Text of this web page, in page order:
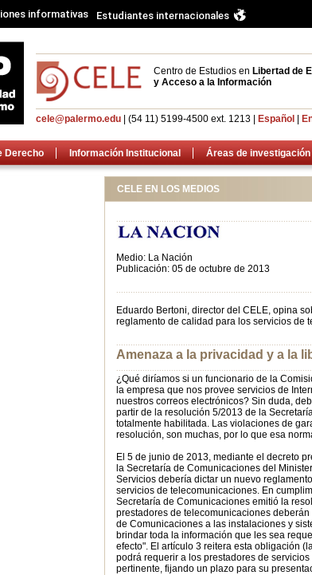
informativas Estudiantes internacionales
Centro de Estudios en Libertad de
y Acceso a la Información
cele@palermo.edu | (54 11) 5199-4500 ext. 1213 | Español
Derecho Información Institucional Áreas de investigación
CELE EN LOS MEDIOS
Medio: La Nación
Publicación: 05 de octubre de 2013
Eduardo Bertoni, director del CELE, opina
reglamento de calidad para los servicios de
Amenaza a la privacidad y a la
¿Qué diríamos si un funcionario de la
la empresa que nos provee servicios de
nuestros correos electrónicos? Sin duda,
partir de la resolución 5/2013 de la
totalmente habilitada. Las violaciones de
resolución, son muchas, por lo que esa
El 5 de junio de 2013, mediante el decreto
la Secretaría de Comunicaciones del
Servicios debería dictar un nuevo
servicios de telecomunicaciones. En
Secretaría de Comunicaciones emitió la
prestadores de telecomunicaciones
de Comunicaciones a las instalaciones y
brindar toda la información que les sea
efecto". El artículo 3 reitera esta obligación
podrá requerir a los prestadores de
pertinente, fijando un plazo para su